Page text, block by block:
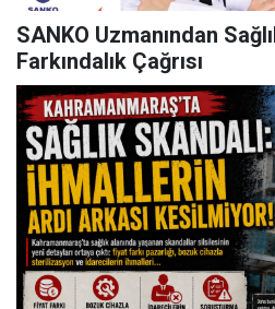
SANKO Uzmanından
Farkındalık Çağrısı